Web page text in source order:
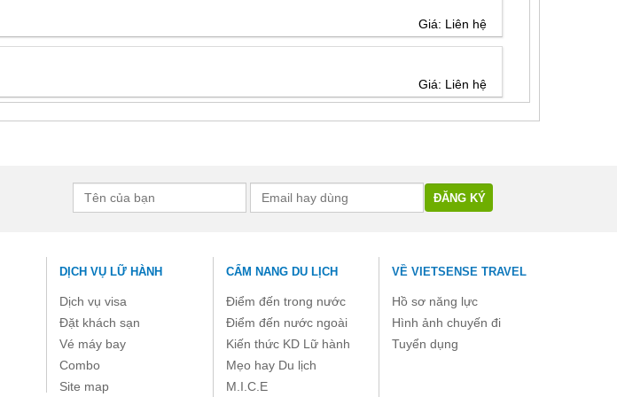
Giá: Liên hệ
Giá: Liên hệ
DỊCH VỤ LỮ HÀNH
Dịch vụ visa
Đặt khách sạn
Vé máy bay
Combo
Site map
CẨM NANG DU LỊCH
Điểm đến trong nước
Điểm đến nước ngoài
Kiến thức KD Lữ hành
Mẹo hay Du lịch
M.I.C.E
VỀ VIETSENSE TRAVEL
Hồ sơ năng lực
Hình ảnh chuyến đi
Tuyển dụng